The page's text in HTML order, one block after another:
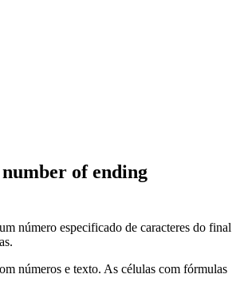
of ending
número especificado de caracteres do final
números e texto. As células com fórmulas